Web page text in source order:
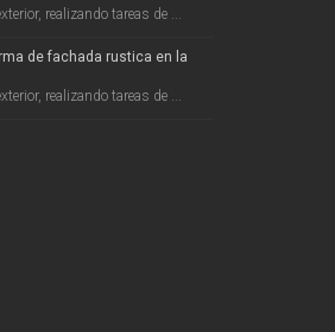
realizando tareas de ...
de fachada rustica en la
realizando tareas de ...